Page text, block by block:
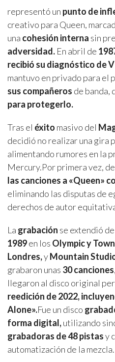
representó un punto de
creativo para Queen,
una cohesión interna sin
adversidad. En abril de
recibió su diagnóstico de
mantuvo en privado para el
sus compañeros de banda,
para protegerlo.
Tras el éxito masivo del
decidió no realizar una gira
alimentando rumores en la
Mercury.Por primera vez,
las canciones a «Queen»
eliminando las disputas de
derechos de autor
La grabación se extendió
1989en los Olympic y
Londres,yMountain
grabaron unas 30 canciones
llegaron al disco original
reedición de 2022,
Alone».Fue un disco
forma digital,utilizando
grabadoras de 48 pistasy
automatización de la mezcla.